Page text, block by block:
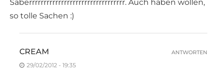
Saberrrrrrrrrrrrrrrrrrrrrrrrrrrrrrrrr. Auch haben wollen,
so tolle Sachen :)
CREAM
29/02/2012 - 19:35
ANTWORTEN